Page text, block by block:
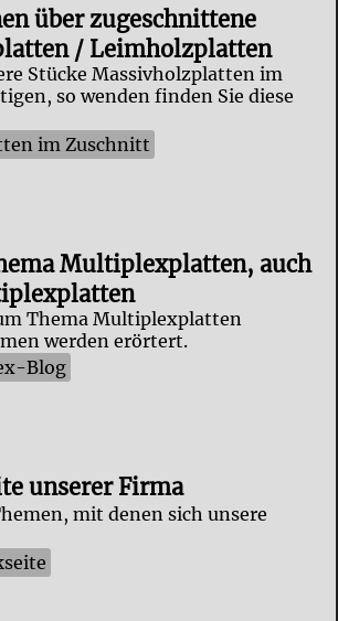
über zugeschnittene
/ Leimholzplatten
Stücke Massivholzplatten im
so wenden finden Sie diese
im Zuschnitt
Multiplexplatten, auch
Thema Multiplexplatten
werden erörtert.
Blog
unserer Firma
mit denen sich unsere